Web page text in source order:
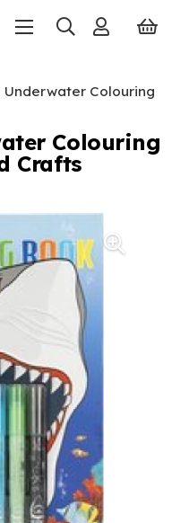
Underwater Colouring
Colouring
Crafts